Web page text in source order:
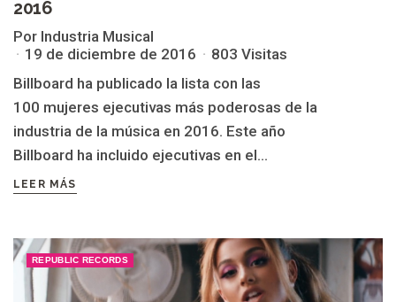
2016
Por Industria Musical
19 de diciembre de 2016
803 Visitas
Billboard ha publicado la lista con las
100 mujeres ejecutivas más poderosas de la
industria de la música en 2016. Este año
Billboard ha incluido ejecutivas en el...
LEER MÁS
REPUBLIC RECORDS